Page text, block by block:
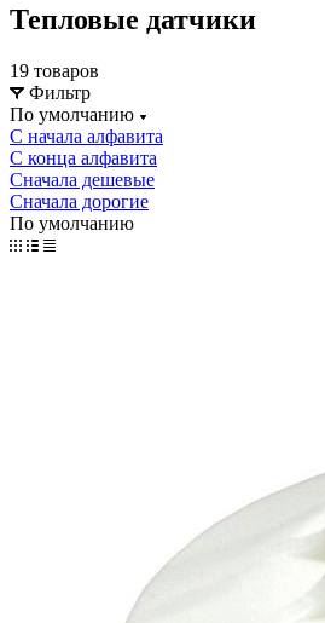
Тепловые датчики
19 товаров
Фильтр
По умолчанию
С начала алфавита
С конца алфавита
Сначала дешевые
Сначала дорогие
По умолчанию